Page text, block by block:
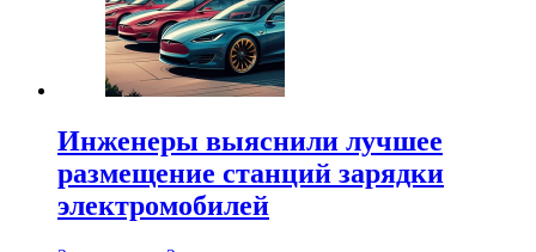
Инженеры выяснили лучшее
размещение станций зарядки
электромобилей